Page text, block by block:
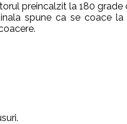
preincalzit la 180 grade
spune ca se coace la